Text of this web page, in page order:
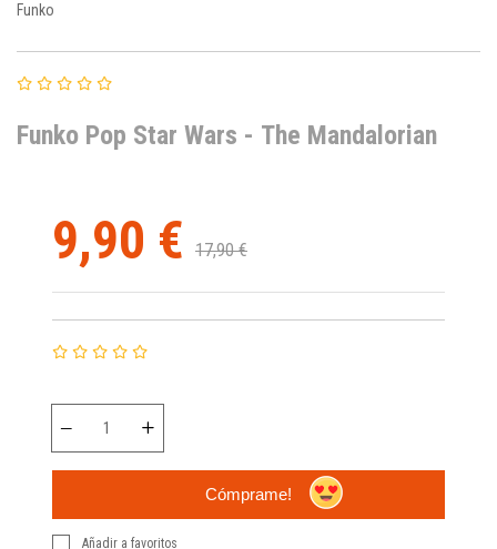
Funko
Funko Pop Star Wars - The Mandalorian
9,90 € 17,90 €
Cómprame!
Añadir a favoritos